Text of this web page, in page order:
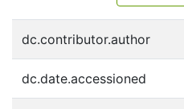
dc.contributor.author
dc.date.accessioned